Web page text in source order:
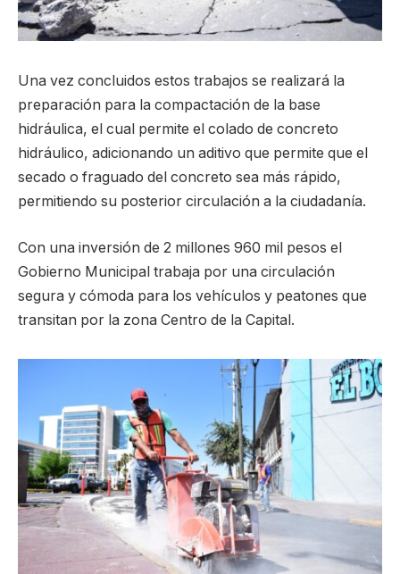
Una vez concluidos estos trabajos se realizará la
preparación para la compactación de la base
hidráulica, el cual permite el colado de concreto
hidráulico, adicionando un aditivo que permite que el
secado o fraguado del concreto sea más rápido,
permitiendo su posterior circulación a la ciudadanía.
Con una inversión de 2 millones 960 mil pesos el
Gobierno Municipal trabaja por una circulación
segura y cómoda para los vehículos y peatones que
transitan por la zona Centro de la Capital.